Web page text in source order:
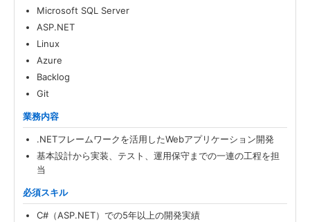
Microsoft SQL Server
ASP.NET
Linux
Azure
Backlog
Git
業務内容
.NETフレームワークを活用したWebアプリケーション開発
基本設計から実装、テスト、運用保守までの一連の工程を担
当
必須スキル
C#（ASP.NET）での5年以上の開発実績